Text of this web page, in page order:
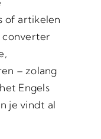
of artikelen
converter
– zolang
Engels
je vindt al